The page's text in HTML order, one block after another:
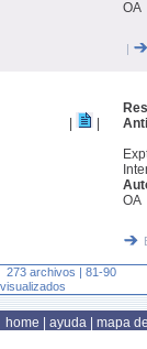
OA
|
OA
273 archivos | 81-90
visualizados
home ayuda mapa